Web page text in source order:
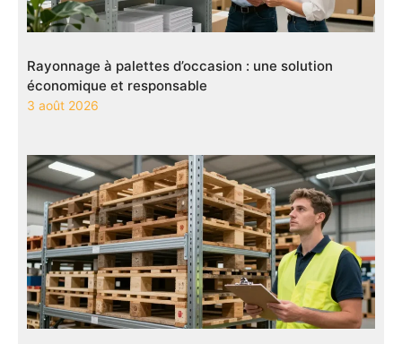
Rayonnage à palettes d’occasion : une solution
économique et responsable
3 août 2026